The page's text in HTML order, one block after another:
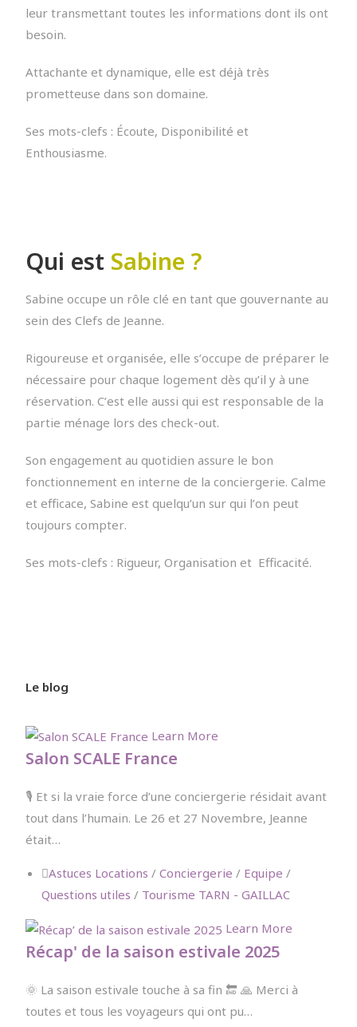
leur transmettant toutes les informations dont ils ont
besoin.
Attachante et dynamique, elle est déjà très
prometteuse dans son domaine.
Ses mots-clefs : Écoute, Disponibilité et
Enthousiasme.
Qui est Sabine ?
Sabine occupe un rôle clé en tant que gouvernante au
sein des Clefs de Jeanne.
Rigoureuse et organisée, elle s’occupe de préparer le
nécessaire pour chaque logement dès qu’il y à une
réservation. C’est elle aussi qui est responsable de la
partie ménage lors des check-out.
Son engagement au quotidien assure le bon
fonctionnement en interne de la conciergerie.Calme
et efficace, Sabine est quelqu’un sur qui l’on peut
toujours compter.
Ses mots-clefs : Rigueur, Organisation et Efficacité.
Le blog
Learn More
Salon SCALE France
🎙️ Et si la vraie force d’une conciergerie résidait avant
tout dans l’humain. Le 26 et 27 Novembre, Jeanne
était…
Astuces Locations /Conciergerie / Equipe /
Questions utiles / Tourisme TARN - GAILLAC
Learn More
Récap' de la saison estivale 2025
🌞 La saison estivale touche à sa fin 🔚 🙏 Merci à
toutes et tous les voyageurs qui ont pu…